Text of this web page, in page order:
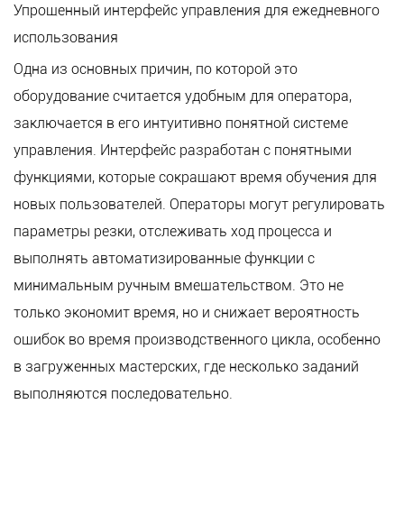
Упрощенный интерфейс управления для ежедневного
использования
Одна из основных причин, по которой это
оборудование считается удобным для оператора,
заключается в его интуитивно понятной системе
управления. Интерфейс разработан с понятными
функциями, которые сокращают время обучения для
новых пользователей. Операторы могут регулировать
параметры резки, отслеживать ход процесса и
выполнять автоматизированные функции с
минимальным ручным вмешательством. Это не
только экономит время, но и снижает вероятность
ошибок во время производственного цикла, особенно
в загруженных мастерских, где несколько заданий
выполняются последовательно.